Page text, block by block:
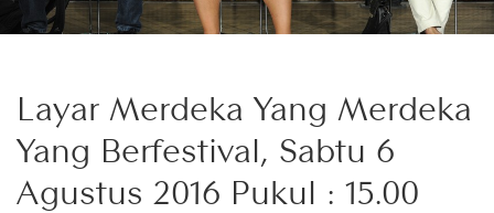
Layar Merdeka Yang Merdeka
Yang Berfestival, Sabtu 6
Agustus 2016 Pukul : 15.00